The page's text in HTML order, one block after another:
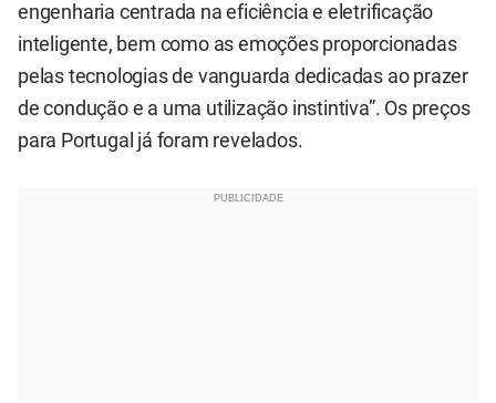
engenharia centrada na eficiência e eletrificação
inteligente, bem como as emoções proporcionadas
pelas tecnologias de vanguarda dedicadas ao prazer
de condução e a uma utilização instintiva”. Os preços
para Portugal já foram revelados.